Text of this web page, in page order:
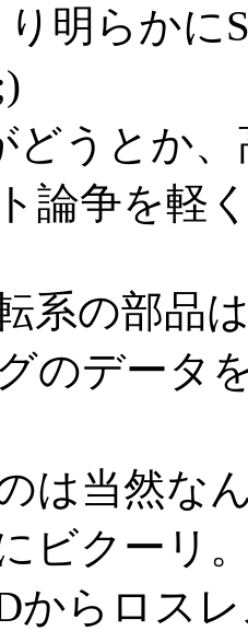
明らかに
うとか、
論争を軽
系の部品
のデータ
は当然な
ビクーリ
らロスレ